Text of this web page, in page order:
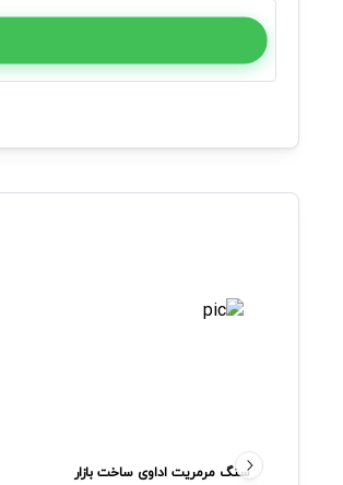
سنگ مرمریت اداوی ساخت بازار